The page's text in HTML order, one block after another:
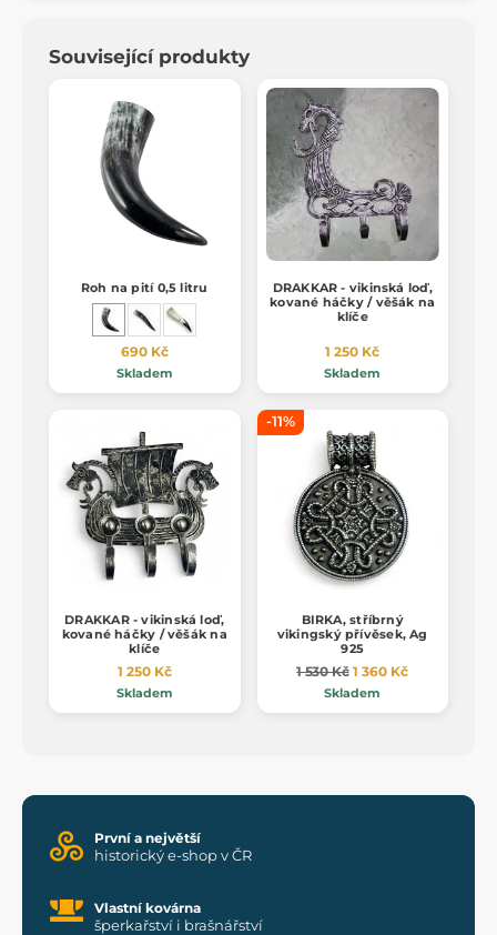
Související produkty
Roh na pití 0,5 litru
690 Kč
Skladem
DRAKKAR - vikinská loď,
kované háčky / věšák na
klíče
1 250 Kč
Skladem
DRAKKAR - vikinská loď,
kované háčky / věšák na
klíče
1 250 Kč
Skladem
-11%
BIRKA, stříbrný
vikingský přívěsek, Ag
925
1 530 Kč 1 360 Kč
Skladem
První a největší
historický e-shop v ČR
Vlastní kovárna
šperkařství i brašnářství